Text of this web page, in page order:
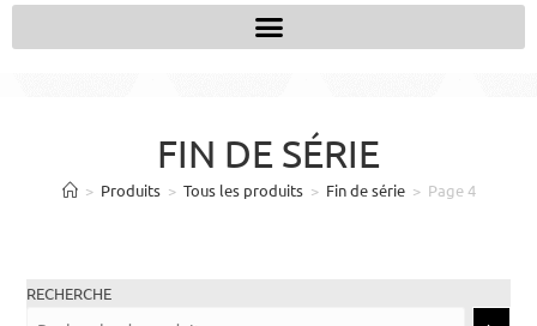
FIN DE SÉRIE
> Produits > Tous les produits > Fin de série > Page 4
RECHERCHE